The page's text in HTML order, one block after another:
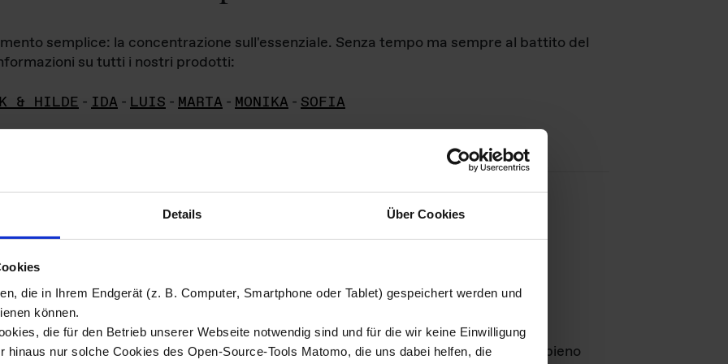
Details Über Cookies
die in Ihrem Endgerät (z. B. Computer, Smartphone oder Tablet) gespeichert werden und
können.
die für den Betrieb unserer Webseite notwendig sind und für die wir keine Einwilligung
hinaus nur solche Cookies des Open-Source-Tools Matomo, die uns dabei helfen, die
semplice: la concentrazione sull'essenziale. Senza tempo ma sempre al battito del
su tutti i nostri prodotti:
& HILDE - IDA - LUIS - MARTA - MONIKA - SOFIA
di immagini
materiale fotografico sono detenuti daDas ganze LebenGmbH e rimangono in pieno